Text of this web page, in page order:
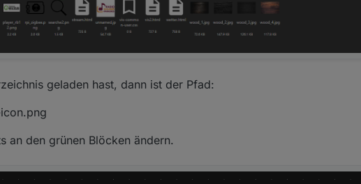
geladen hast, dann ist der Pfad:
an den grünen Blöcken ändern.